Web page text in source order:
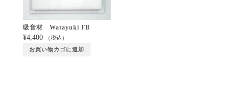
吸音材 Watayuki FB
¥4,400 （税込）
お買い物カゴに追加